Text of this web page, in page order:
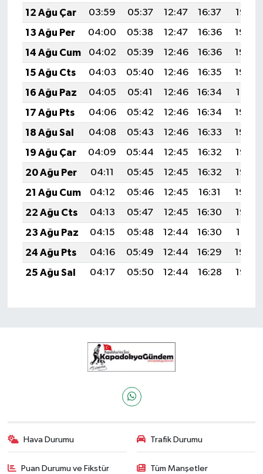
12 Ağu Çar
03:59 05:37 12:47 16:37
19:47
13 Ağu Per
04:00 05:38 12:47 16:36
19:46
14 Ağu Cum
04:02 05:39 12:46 16:36
19:44
15 Ağu Cts
04:03 05:40 12:46 16:35
19:43
16 Ağu Paz
04:05 05:41 12:46 16:34
19:41
17 Ağu Pts
04:06 05:42 12:46 16:34
19:40
18 Ağu Sal
04:08 05:43 12:46 16:33
19:39
19 Ağu Çar
04:09 05:44 12:45 16:32
19:37
20 Ağu Per
04:11 05:45 12:45 16:32
19:36
21 Ağu Cum
04:12 05:46 12:45 16:31
19:34
22 Ağu Cts
04:13 05:47 12:45 16:30
19:33
23 Ağu Paz
04:15 05:48 12:44 16:30
19:31
24 Ağu Pts
04:16 05:49 12:44 16:29
19:30
25 Ağu Sal
04:17 05:50 12:44 16:28 19:28
Hava Durumu Trafik Durumu
Puan Durumu ve Fikstür Tüm Manşetler